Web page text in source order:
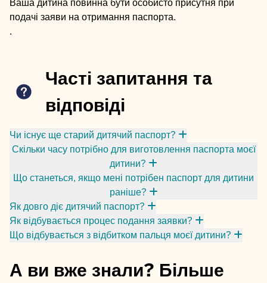
Ваша дитина повинна бути особисто присутня при
подачі заяви на отримання паспорта.
.
Часті запитання та
відповіді
Чи існує ще старий дитячий паспорт?
Скільки часу потрібно для виготовлення паспорта моєї
дитини?
Що станеться, якщо мені потрібен паспорт для дитини
раніше?
Як довго діє дитячий паспорт?
Як відбувається процес подання заявки?
Що відбувається з відбитком пальця моєї дитини?
А ви вже знали? Більше